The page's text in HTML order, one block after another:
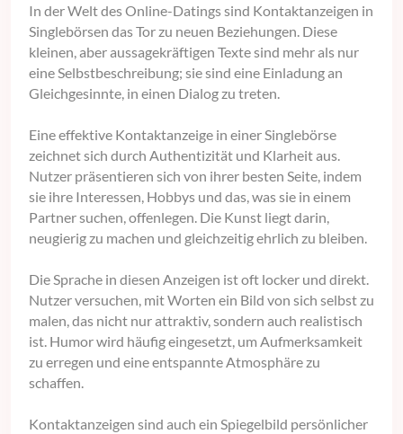
In der Welt des Online-Datings sind Kontaktanzeigen in
Singlebörsen das Tor zu neuen Beziehungen. Diese
kleinen, aber aussagekräftigen Texte sind mehr als nur
eine Selbstbeschreibung; sie sind eine Einladung an
Gleichgesinnte, in einen Dialog zu treten.
Eine effektive Kontaktanzeige in einer Singlebörse
zeichnet sich durch Authentizität und Klarheit aus.
Nutzer präsentieren sich von ihrer besten Seite, indem
sie ihre Interessen, Hobbys und das, was sie in einem
Partner suchen, offenlegen. Die Kunst liegt darin,
neugierig zu machen und gleichzeitig ehrlich zu bleiben.
Die Sprache in diesen Anzeigen ist oft locker und direkt.
Nutzer versuchen, mit Worten ein Bild von sich selbst zu
malen, das nicht nur attraktiv, sondern auch realistisch
ist. Humor wird häufig eingesetzt, um Aufmerksamkeit
zu erregen und eine entspannte Atmosphäre zu
schaffen.
Kontaktanzeigen sind auch ein Spiegelbild persönlicher